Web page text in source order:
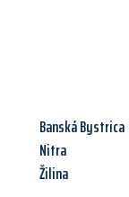
Banská Bystrica
Nitra
Žilina